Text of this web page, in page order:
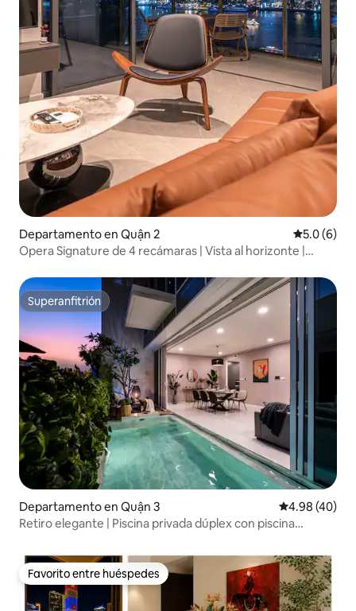
Departamento en Quận 2
5.0 (6)
Opera Signature de 4 recámaras | Vista al horizonte |
Superanfitrión
Superanfitrión
Departamento en Quận 3 Calificación
4.98 (40)
Retiro elegante | Piscina privada dúplex con piscina
Favorito entre huéspedes
Favorito entre huéspedes